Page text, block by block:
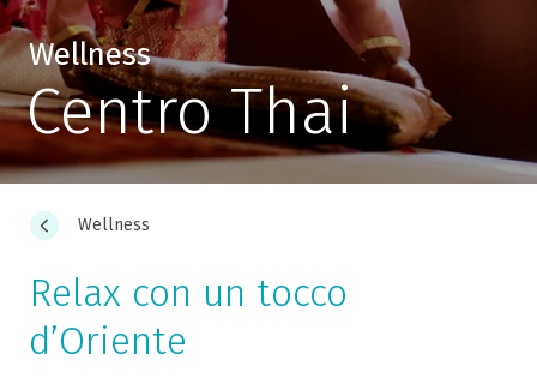
Wellness
Centro Thai
Wellness
Relax con un tocco
d’Oriente